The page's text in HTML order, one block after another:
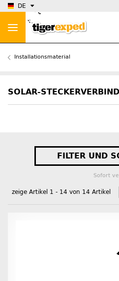
DE
Installationsmaterial
SOLAR-
FILTER UND
Sofort
zeige Artikel 1 - 14 von 14 Artikel